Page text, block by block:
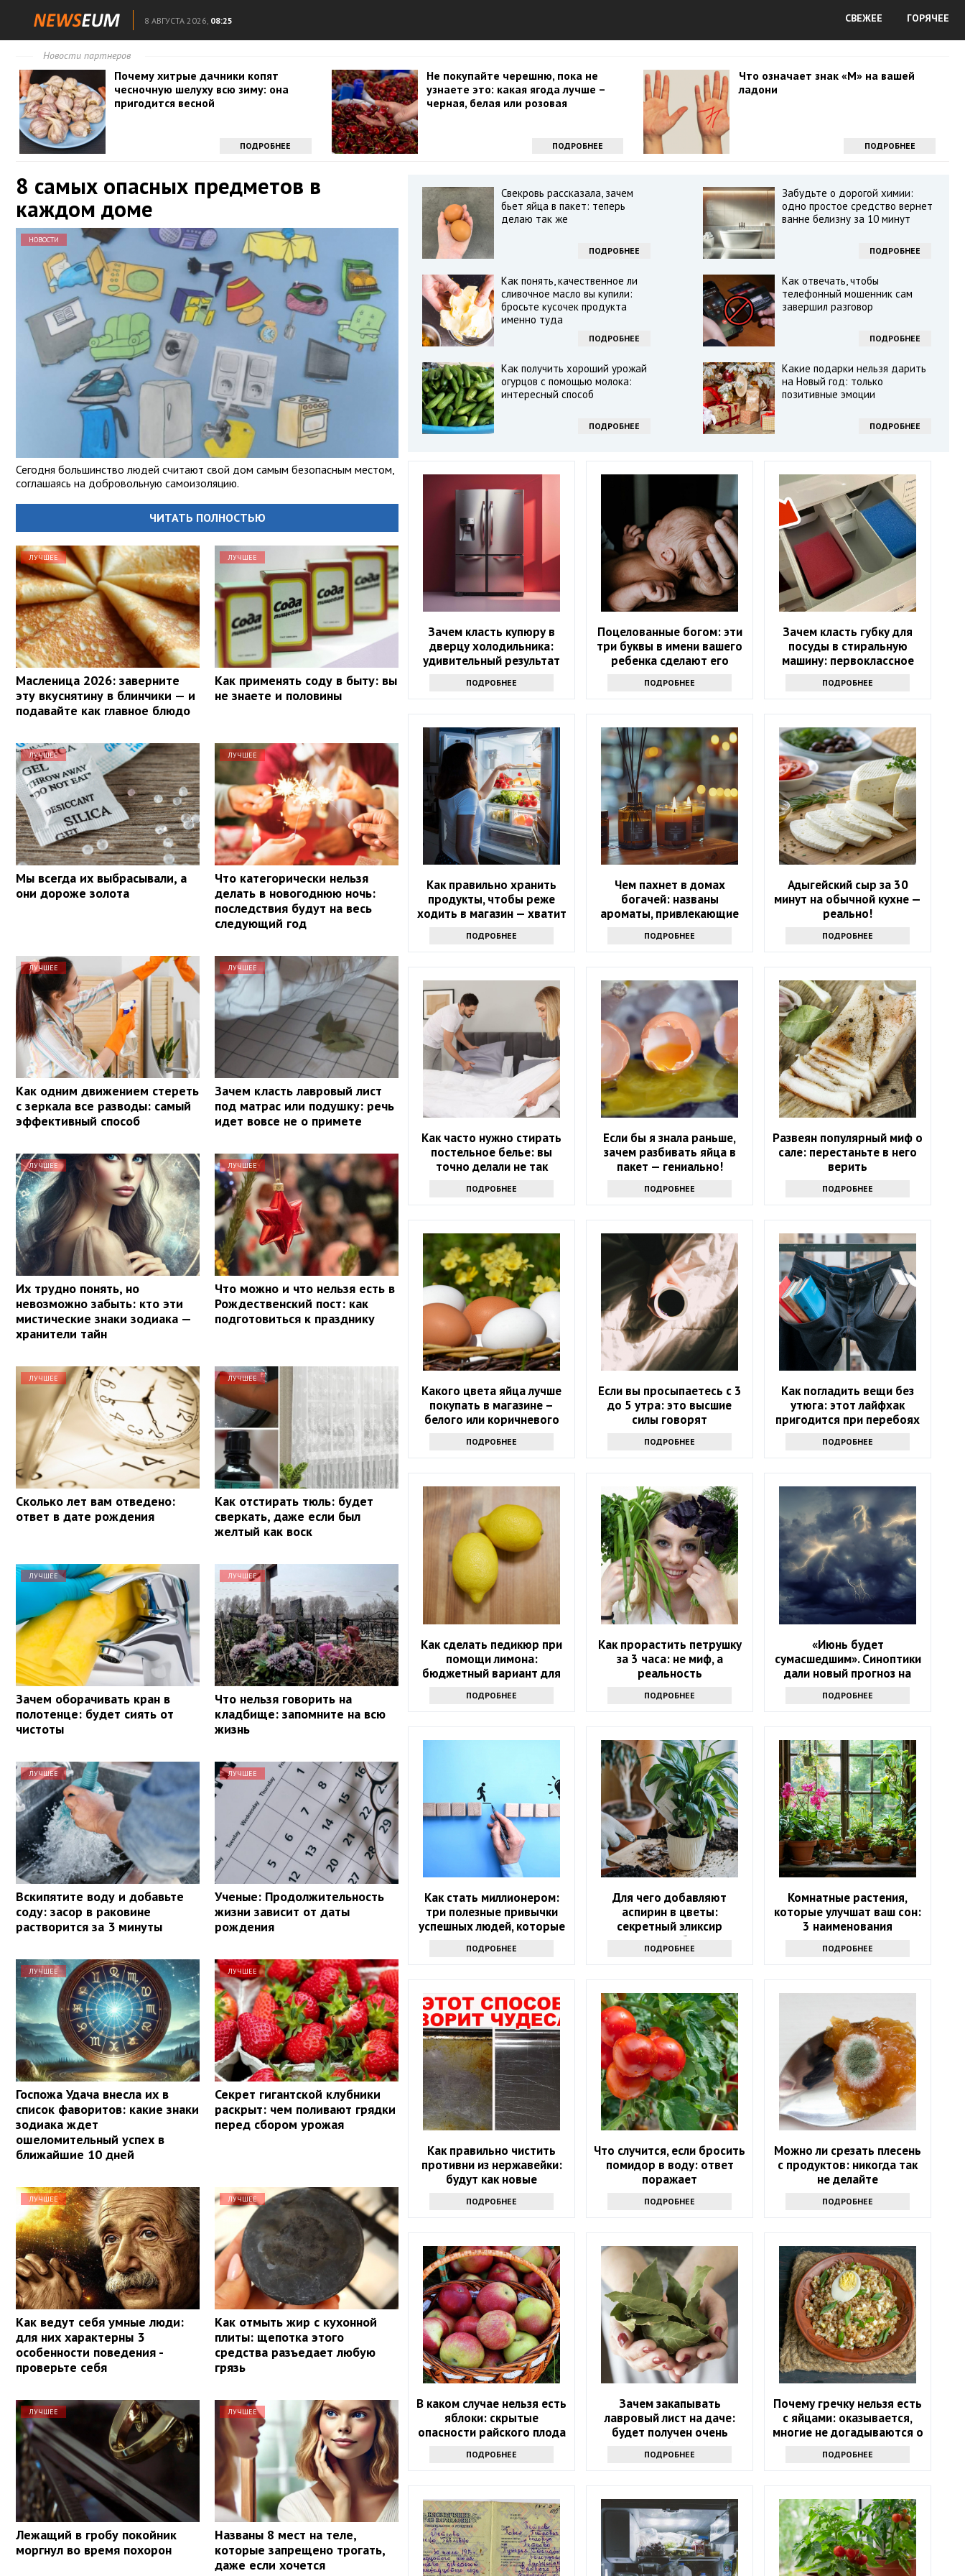
8 АВГУСТА 2026, 08:25 СВЕЖЕЕ ГОРЯЧЕЕ
Новости партнеров
Почему хитрые дачники копят
чесночную шелуху всю зиму: она
пригодится весной
ПОДРОБНЕЕ
Не покупайте черешню, пока не
узнаете это: какая ягода лучше –
черная, белая или розовая
ПОДРОБНЕЕ
Что означает знак «М» на вашей
ладони
ПОДРОБНЕЕ
8 самых опасных предметов в
каждом доме
НОВОСТИ
Сегодня большинство людей считают свой дом самым безопасным местом,
соглашаясь на добровольную самоизоляцию.
ЧИТАТЬ ПОЛНОСТЬЮ
ЛУЧШЕЕ
Масленица 2026: заверните
эту вкуснятину в блинчики — и
подавайте как главное блюдо
ЛУЧШЕЕ
Как применять соду в быту: вы
не знаете и половины
ЛУЧШЕЕ
Мы всегда их выбрасывали, а
они дороже золота
ЛУЧШЕЕ
Что категорически нельзя
делать в новогоднюю ночь:
последствия будут на весь
следующий год
ЛУЧШЕЕ
Как одним движением стереть
с зеркала все разводы: самый
эффективный способ
ЛУЧШЕЕ
Зачем класть лавровый лист
под матрас или подушку: речь
идет вовсе не о примете
ЛУЧШЕЕ
Их трудно понять, но
невозможно забыть: кто эти
мистические знаки зодиака —
хранители тайн
ЛУЧШЕЕ
Что можно и что нельзя есть в
Рождественский пост: как
подготовиться к празднику
ЛУЧШЕЕ
Сколько лет вам отведено:
ответ в дате рождения
ЛУЧШЕЕ
Как отстирать тюль: будет
сверкать, даже если был
желтый как воск
ЛУЧШЕЕ
Зачем оборачивать кран в
полотенце: будет сиять от
чистоты
ЛУЧШЕЕ
Что нельзя говорить на
кладбище: запомните на всю
жизнь
ЛУЧШЕЕ
Вскипятите воду и добавьте
соду: засор в раковине
растворится за 3 минуты
ЛУЧШЕЕ
Ученые: Продолжительность
жизни зависит от даты
рождения
ЛУЧШЕЕ
Госпожа Удача внесла их в
список фаворитов: какие знаки
зодиака ждет
ошеломительный успех в
ближайшие 10 дней
ЛУЧШЕЕ
Секрет гигантской клубники
раскрыт: чем поливают грядки
перед сбором урожая
ЛУЧШЕЕ
Как ведут себя умные люди:
для них характерны 3
особенности поведения -
проверьте себя
ЛУЧШЕЕ
Как отмыть жир с кухонной
плиты: щепотка этого
средства разъедает любую
грязь
ЛУЧШЕЕ
Лежащий в гробу покойник
моргнул во время похорон
ЛУЧШЕЕ
Названы 8 мест на теле,
которые запрещено трогать,
даже если хочется
Свекровь рассказала, зачем
бьет яйца в пакет: теперь
делаю так же
ПОДРОБНЕЕ
Забудьте о дорогой химии:
одно простое средство вернет
ванне белизну за 10 минут
ПОДРОБНЕЕ
Как понять, качественное ли
сливочное масло вы купили:
бросьте кусочек продукта
именно туда
ПОДРОБНЕЕ
Как отвечать, чтобы
телефонный мошенник сам
завершил разговор
ПОДРОБНЕЕ
Как получить хороший урожай
огурцов с помощью молока:
интересный способ
ПОДРОБНЕЕ
Какие подарки нельзя дарить
на Новый год: только
позитивные эмоции
ПОДРОБНЕЕ
Зачем класть купюру в
дверцу холодильника:
удивительный результат
ПОДРОБНЕЕ
Поцелованные богом: эти
три буквы в имени вашего
ребенка сделают его
ПОДРОБНЕЕ
Зачем класть губку для
посуды в стиральную
машину: первоклассное
ПОДРОБНЕЕ
Как правильно хранить
продукты, чтобы реже
ходить в магазин — хватит
ПОДРОБНЕЕ
Чем пахнет в домах
богачей: названы
ароматы, привлекающие
ПОДРОБНЕЕ
Адыгейский сыр за 30
минут на обычной кухне —
реально!
ПОДРОБНЕЕ
Как часто нужно стирать
постельное белье: вы
точно делали не так
ПОДРОБНЕЕ
Если бы я знала раньше,
зачем разбивать яйца в
пакет — гениально!
ПОДРОБНЕЕ
Развеян популярный миф о
сале: перестаньте в него
верить
ПОДРОБНЕЕ
Какого цвета яйца лучше
покупать в магазине –
белого или коричневого
ПОДРОБНЕЕ
Если вы просыпаетесь с 3
до 5 утра: это высшие
силы говорят
ПОДРОБНЕЕ
Как погладить вещи без
утюга: этот лайфхак
пригодится при перебоях
ПОДРОБНЕЕ
Как сделать педикюр при
помощи лимона:
бюджетный вариант для
ПОДРОБНЕЕ
Как прорастить петрушку
за 3 часа: не миф, а
реальность
ПОДРОБНЕЕ
«Июнь будет
сумасшедшим». Синоптики
дали новый прогноз на
ПОДРОБНЕЕ
Как стать миллионером:
три полезные привычки
успешных людей, которые
ПОДРОБНЕЕ
Для чего добавляют
аспирин в цветы:
секретный эликсир
долголетия букетов
ПОДРОБНЕЕ
Комнатные растения,
которые улучшат ваш сон:
3 наименования
ПОДРОБНЕЕ
Как правильно чистить
противни из нержавейки:
будут как новые
ПОДРОБНЕЕ
Что случится, если бросить
помидор в воду: ответ
поражает
ПОДРОБНЕЕ
Можно ли срезать плесень
с продуктов: никогда так
не делайте
ПОДРОБНЕЕ
В каком случае нельзя есть
яблоки: скрытые
опасности райского плода
ПОДРОБНЕЕ
Зачем закапывать
лавровый лист на даче:
будет получен очень
интересный результат
ПОДРОБНЕЕ
Почему гречку нельзя есть
с яйцами: оказывается,
многие не догадываются о
ПОДРОБНЕЕ